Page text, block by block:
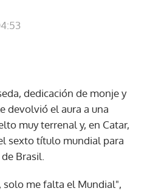
dedicación de monje y
devolvió el aura a una
muy terrenal y, en Catar,
sexto título mundial para
Brasil.
solo me falta el Mundial",